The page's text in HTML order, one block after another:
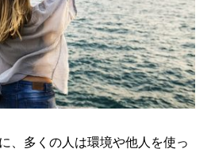
、多くの人は環境や他人を使っ